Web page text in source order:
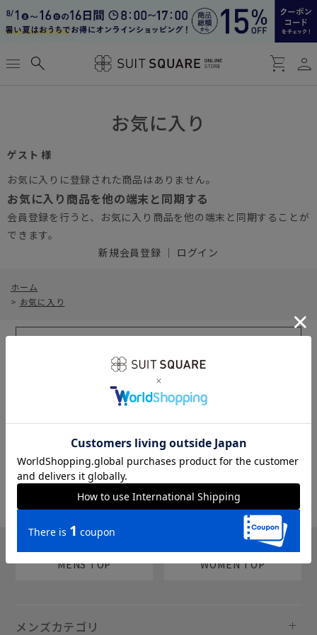
menu search shopping_cart person
お気に入り
ゲスト 様
お気に入りに登録された商品はありません。
お気に入り商品を他の端末と同期する
会員登録を行うと、お気に入り商品を他の端末と同期することが
できます。
新規会員登録 ｜ ログイン
ホーム
> お気に入り
sms
MENS TOP WOMEN TOP
メンズカテゴリ